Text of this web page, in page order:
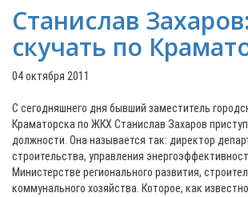
Станислав
скучать по
04 октября 2011
С сегодняшнего дня бывший заместитель
Краматорска по ЖКХ Станислав Захаров
должности. Она называется так: директор
строительства, управления
Министерстве регионального развития,
коммунального хозяйства. Которое, как